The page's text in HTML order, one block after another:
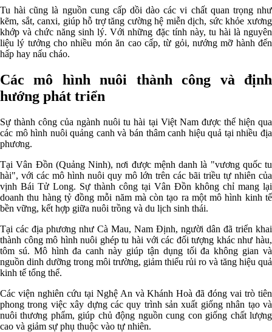
Tu hài cũng là nguồn cung cấp dồi dào các vi chất quan trọng như
kẽm, sắt, canxi, giúp hỗ trợ tăng cường hệ miễn dịch, sức khỏe xương
khớp và chức năng sinh lý. Với những đặc tính này, tu hài là nguyên
liệu lý tưởng cho nhiều món ăn cao cấp, từ gỏi, nướng mỡ hành đến
hấp hay nấu cháo.
Các mô hình nuôi thành công và định
hướng phát triển
Sự thành công của ngành nuôi tu hài tại Việt Nam được thể hiện qua
các mô hình nuôi quảng canh và bán thâm canh hiệu quả tại nhiều địa
phương.
Tại Vân Đồn (Quảng Ninh), nơi được mệnh danh là "vương quốc tu
hài", với các mô hình nuôi quy mô lớn trên các bãi triều tự nhiên của
vịnh Bái Tử Long. Sự thành công tại Vân Đồn không chỉ mang lại
doanh thu hàng tỷ đồng mỗi năm mà còn tạo ra một mô hình kinh tế
bền vững, kết hợp giữa nuôi trồng và du lịch sinh thái.
Tại các địa phương như Cà Mau, Nam Định, người dân đã triển khai
thành công mô hình nuôi ghép tu hài với các đối tượng khác như hàu,
tôm sú. Mô hình đa canh này giúp tận dụng tối đa không gian và
nguồn dinh dưỡng trong môi trường, giảm thiểu rủi ro và tăng hiệu quả
kinh tế tổng thể.
Các viện nghiên cứu tại Nghệ An và Khánh Hoà đã đóng vai trò tiên
phong trong việc xây dựng các quy trình sản xuất giống nhân tạo và
nuôi thương phẩm, giúp chủ động nguồn cung con giống chất lượng
cao và giảm sự phụ thuộc vào tự nhiên.